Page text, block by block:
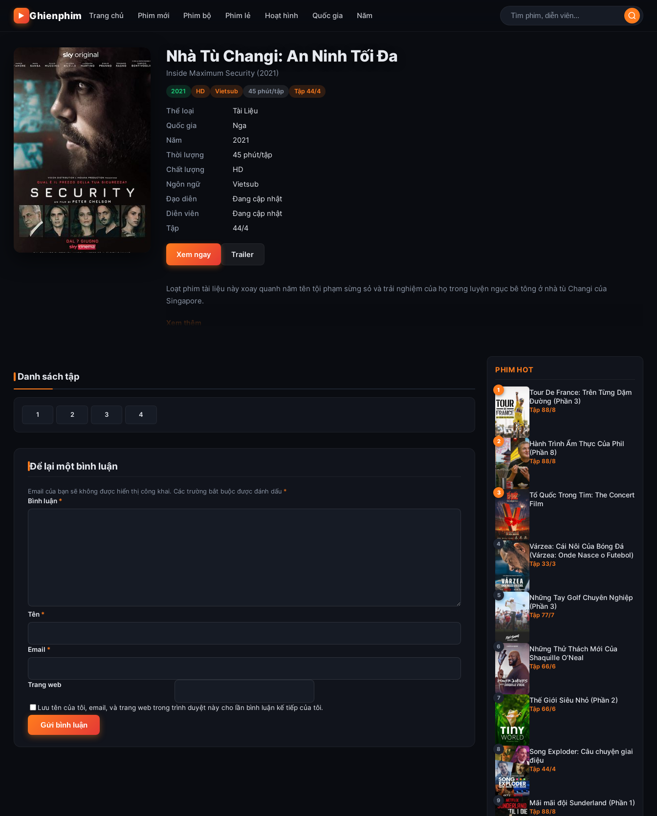
▶ Ghienphim Trang chủ Phim mới Phim bộ Phim lẻ Hoạt hình Quốc gia Năm
Nhà Tù Changi: An Ninh Tối Đa
Inside Maximum Security (2021)
2021 HD Vietsub 45 phút/tập Tập 44/4
Thể loại
Tài Liệu
Quốc gia
Nga
Năm
2021
Thời lượng
45 phút/tập
Chất lượng
HD
Ngôn ngữ
Vietsub
Đạo diễn
Đang cập nhật
Diễn viên
Đang cập nhật
Tập
44/4
Xem ngay Trailer
Loạt phim tài liệu này xoay quanh năm tên tội phạm sừng sỏ và trải nghiệm của họ trong luyện ngục bê tông ở nhà tù Changi của
Singapore.
Xem thêm
Danh sách tập
1 2 3 4
Để lại một bình luận
Email của bạn sẽ không được hiển thị công khai. Các trường bắt buộc được đánh dấu *
Bình luận *
Tên *
Email *
Trang web
Lưu tên của tôi, email, và trang web trong trình duyệt này cho lần bình luận kế tiếp của tôi.
PHIM HOT
Tour De France: Trên Từng Dặm
Đường (Phần 3)
Tập 88/8
Hành Trình Ẩm Thực Của Phil
(Phần 8)
Tập 88/8
Tổ Quốc Trong Tim: The Concert
Film
Várzea: Cái Nôi Của Bóng Đá
(Várzea: Onde Nasce o Futebol)
Tập 33/3
Những Tay Golf Chuyên Nghiệp
(Phần 3)
Tập 77/7
Những Thử Thách Mới Của
Shaquille O’Neal
Tập 66/6
Thế Giới Siêu Nhỏ (Phần 2)
Tập 66/6
Song Exploder: Câu chuyện giai
điệu
Tập 44/4
Mãi mãi đội Sunderland (Phần 1)
Tập 88/8